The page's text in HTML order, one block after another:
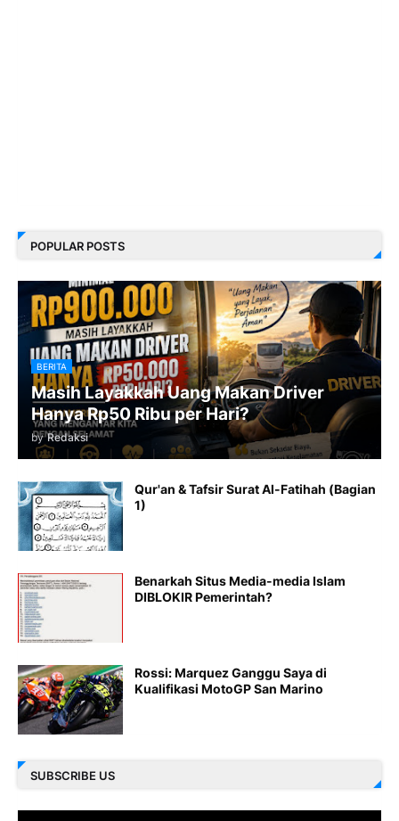
POPULAR POSTS
BERITA
Masih Layakkah Uang Makan Driver
Hanya Rp50 Ribu per Hari?
by Redaksi
Qur'an & Tafsir Surat Al-Fatihah (Bagian
1)
Benarkah Situs Media-media Islam
DIBLOKIR Pemerintah?
Rossi: Marquez Ganggu Saya di
Kualifikasi MotoGP San Marino
SUBSCRIBE US